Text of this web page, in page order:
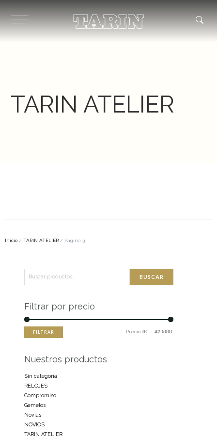
contenido
TARIN ATELIER
Inicio / TARIN ATELIER / Página 3
por:
BUSCAR
Filtrar por precio
FILTRAR Precio: 0€ — 42.500€
Nuestros productos
Sin categoría
RELOJES
Compromiso
Gemelos
Novias
NOVIOS
TARIN ATELIER